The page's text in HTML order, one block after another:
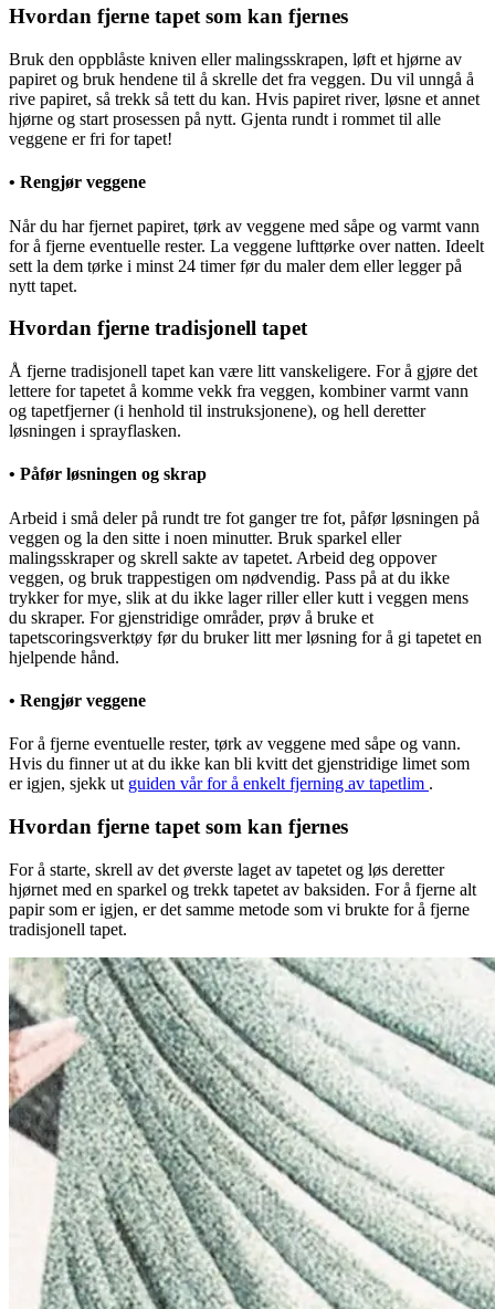
Hvordan fjerne tapet som kan fjernes
Bruk den oppblåste kniven eller malingsskrapen, løft et hjørne av
papiret og bruk hendene til å skrelle det fra veggen. Du vil unngå å
rive papiret, så trekk så tett du kan. Hvis papiret river, løsne et annet
hjørne og start prosessen på nytt. Gjenta rundt i rommet til alle
veggene er fri for tapet!
• Rengjør veggene
Når du har fjernet papiret, tørk av veggene med såpe og varmt vann
for å fjerne eventuelle rester. La veggene lufttørke over natten. Ideelt
sett la dem tørke i minst 24 timer før du maler dem eller legger på
nytt tapet.
Hvordan fjerne tradisjonell tapet
Å fjerne tradisjonell tapet kan være litt vanskeligere. For å gjøre det
lettere for tapetet å komme vekk fra veggen, kombiner varmt vann
og tapetfjerner (i henhold til instruksjonene), og hell deretter
løsningen i sprayflasken.
• Påfør løsningen og skrap
Arbeid i små deler på rundt tre fot ganger tre fot, påfør løsningen på
veggen og la den sitte i noen minutter. Bruk sparkel eller
malingsskraper og skrell sakte av tapetet. Arbeid deg oppover
veggen, og bruk trappestigen om nødvendig. Pass på at du ikke
trykker for mye, slik at du ikke lager riller eller kutt i veggen mens
du skraper. For gjenstridige områder, prøv å bruke et
tapetscoringsverktøy før du bruker litt mer løsning for å gi tapetet en
hjelpende hånd.
• Rengjør veggene
For å fjerne eventuelle rester, tørk av veggene med såpe og vann.
Hvis du finner ut at du ikke kan bli kvitt det gjenstridige limet som
er igjen, sjekk ut guiden vår for å enkelt fjerning av tapetlim .
Hvordan fjerne tapet som kan fjernes
For å starte, skrell av det øverste laget av tapetet og løs deretter
hjørnet med en sparkel og trekk tapetet av baksiden. For å fjerne alt
papir som er igjen, er det samme metode som vi brukte for å fjerne
tradisjonell tapet.